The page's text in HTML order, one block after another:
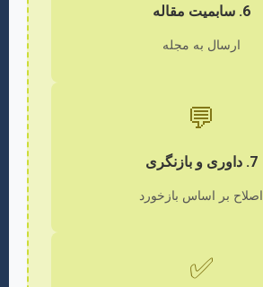
6. سابمیت مقاله
ارسال به مجله
💬
7. داوری و بازنگری
اصلاح بر اساس بازخورد
✅